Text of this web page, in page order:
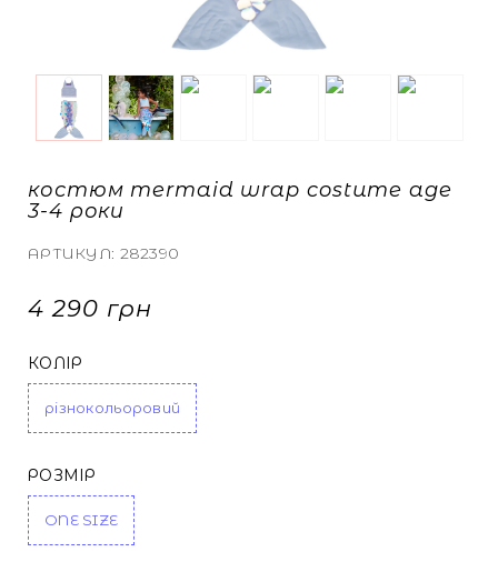
ВСЕ
ВСЕ
костюм mermaid wrap costume age
3-4 роки
АРТИКУЛ: 282390
4 290 грн
КОЛІР
різнокольоровий
РОЗМІР
ONE SIZE